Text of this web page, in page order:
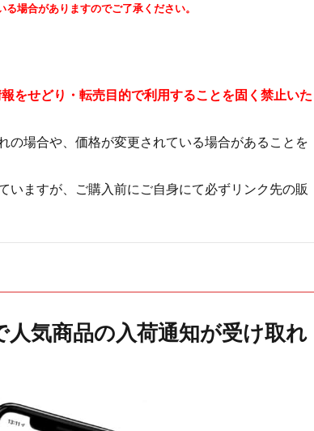
場合がありますのでご了承ください。
をせどり・転売目的で利用することを固く禁止いた
の場合や、価格が変更されている場合があることを
いますが、ご購入前にご自身にて必ずリンク先の販
気商品の入荷通知が受け取れ